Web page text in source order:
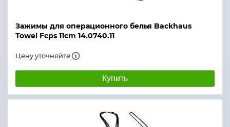
Зажимы для операционного белья Backhaus
Towel Fcps 11cm 14.0740.11
Цену уточняйте
Купить